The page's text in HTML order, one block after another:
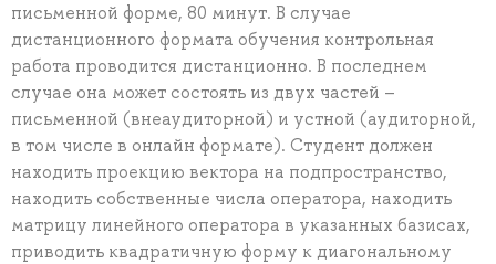
письменной форме, 80 минут. В случае
дистанционного формата обучения контрольная
работа проводится дистанционно. В последнем
случае она может состоять из двух частей –
письменной (внеаудиторной) и устной (аудиторной,
в том числе в онлайн формате). Студент должен
находить проекцию вектора на подпространство,
находить собственные числа оператора, находить
матрицу линейного оператора в указанных базисах,
приводить квадратичную форму к диагональному